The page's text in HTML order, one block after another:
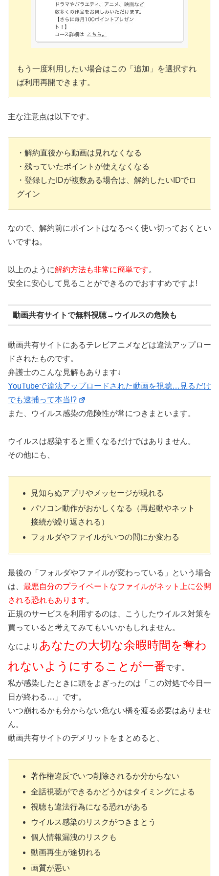
もう一度利用したい場合はこの「追加」を選択すれ
ば利用再開できます。
主な注意点は以下です。
・解約直後から動画は見れなくなる
・残っていたポイントが使えなくなる
・登録したIDが複数ある場合は、解約したいIDでロ
グイン
なので、解約前にポイントはなるべく使い切っておくとい
いですね。
以上のように解約方法も非常に簡単です。
安全に安心して見ることができるのでおすすめですよ!
動画共有サイトで無料視聴→ウイルスの危険も
動画共有サイトにあるテレビアニメなどは違法アップロー
ドされたものです。
弁護士のこんな見解もあります↓
YouTubeで違法アップロードされた動画を視聴…見るだけ
でも逮捕って本当!?
また、ウイルス感染の危険性が常につきまといます。
ウイルスは感染すると重くなるだけではありません。
その他にも、
見知らぬアプリやメッセージが現れる
パソコン動作がおかしくなる（再起動やネット
接続が繰り返される）
フォルダやファイルがいつの間にか変わる
最後の「フォルダやファイルが変わっている」という場合
は、 最悪自分のプライベートなファイルがネット上に公開
される恐れもあります。
正規のサービスを利用するのは、こうしたウイルス対策を
買っていると考えてみてもいいかもしれません。
なにより あなたの大切な余暇時間を奪わ
れないようにすることが一番です。
私が感染したときに頭をよぎったのは「この対処で今日一
日が終わる…」です。
いつ崩れるかも分からない危ない橋を渡る必要はありませ
ん。
動画共有サイトのデメリットをまとめると、
著作権違反でいつ削除されるか分からない
全話視聴ができるかどうかはタイミングによる
視聴も違法行為になる恐れがある
ウイルス感染のリスクがつきまとう
個人情報漏洩のリスクも
動画再生が途切れる
画質が悪い